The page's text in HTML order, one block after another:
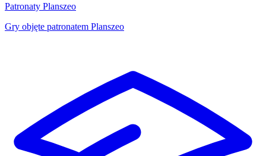
Patronaty Planszeo
Gry objęte patronatem Planszeo